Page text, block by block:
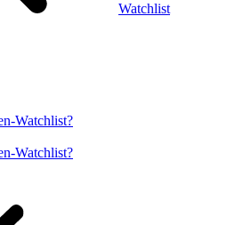
Watchlist
Watchlist?
Watchlist?